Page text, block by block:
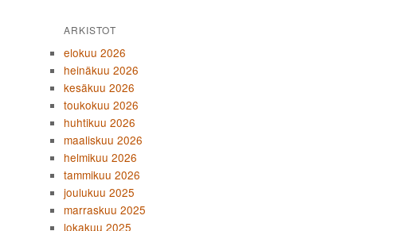
ARKISTOT
elokuu 2026
heinäkuu 2026
kesäkuu 2026
toukokuu 2026
huhtikuu 2026
maaliskuu 2026
helmikuu 2026
tammikuu 2026
joulukuu 2025
marraskuu 2025
lokakuu 2025